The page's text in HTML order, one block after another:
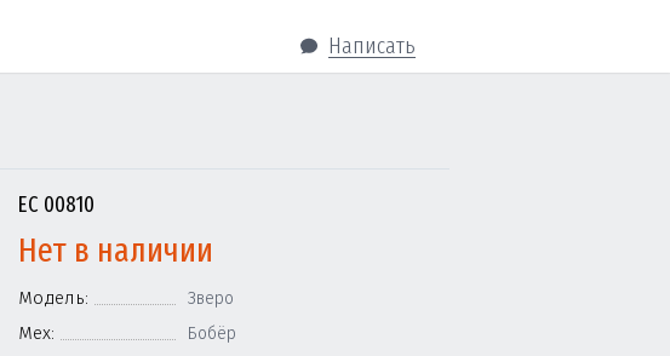
Написать
EC 00810
Нет в наличии
Модель: Зверо
Мех: Бобёр